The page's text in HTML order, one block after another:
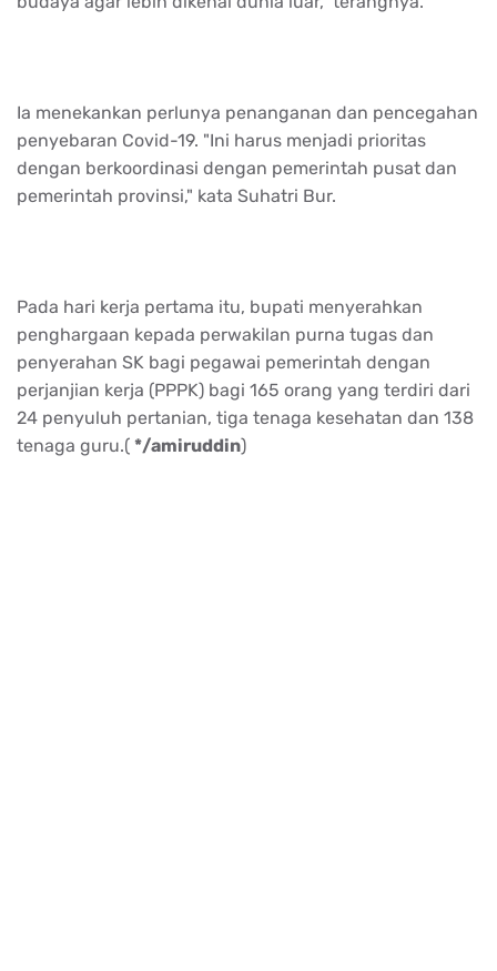
Ia menekankan perlunya penanganan dan pencegahan
penyebaran Covid-19. "Ini harus menjadi prioritas
dengan berkoordinasi dengan pemerintah pusat dan
pemerintah provinsi," kata Suhatri Bur.
Pada hari kerja pertama itu, bupati menyerahkan
penghargaan kepada perwakilan purna tugas dan
penyerahan SK bagi pegawai pemerintah dengan
perjanjian kerja (PPPK) bagi 165 orang yang terdiri dari
24 penyuluh pertanian, tiga tenaga kesehatan dan 138
tenaga guru.( */amiruddin)